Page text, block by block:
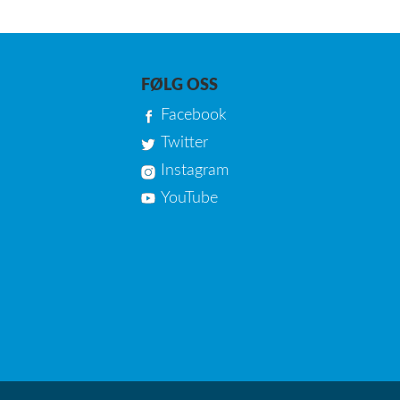
FØLG OSS
Facebook
Twitter
Instagram
YouTube